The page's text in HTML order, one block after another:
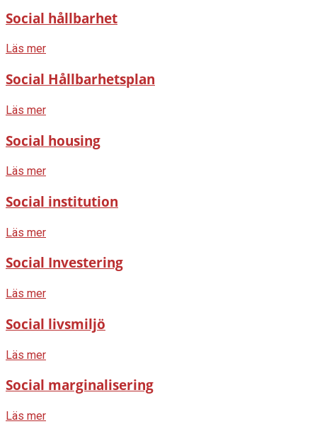
Social hållbarhet
Läs mer
Social Hållbarhetsplan
Läs mer
Social housing
Läs mer
Social institution
Läs mer
Social Investering
Läs mer
Social livsmiljö
Läs mer
Social marginalisering
Läs mer